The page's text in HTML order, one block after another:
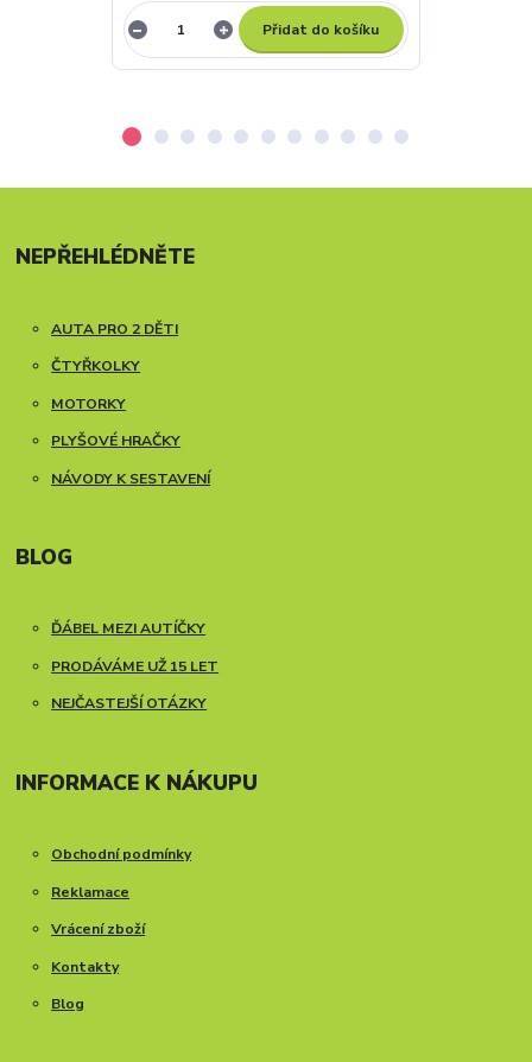
Přidat do košíku
NEPŘEHLÉDNĚTE
AUTA PRO 2 DĚTI
ČTYŘKOLKY
MOTORKY
PLYŠOVÉ HRAČKY
NÁVODY K SESTAVENÍ
BLOG
ĎÁBEL MEZI AUTÍČKY
PRODÁVÁME UŽ 15 LET
NEJČASTEJŠÍ OTÁZKY
INFORMACE K NÁKUPU
Obchodní podmínky
Reklamace
Vrácení zboží
Kontakty
Blog